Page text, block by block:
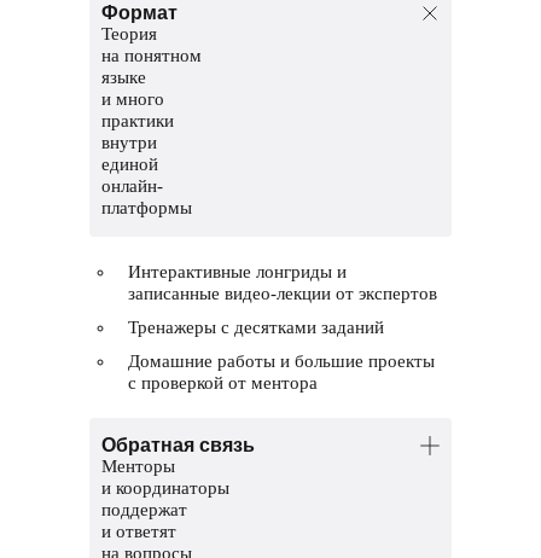
Формат
Теория
на понятном
языке
и много
практики
внутри
единой
онлайн-
платформы
Интерактивные лонгриды и
записанные видео-лекции от экспертов
Тренажеры с десятками заданий
Домашние работы и большие проекты
с проверкой от ментора
Обратная связь
Менторы
и координаторы
поддержат
и ответят
на вопросы